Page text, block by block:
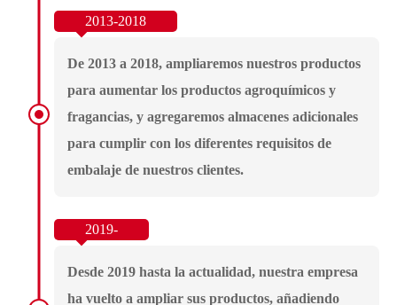
De 2013 a 2018, ampliaremos nuestros productos
para aumentar los productos agroquímicos y
fragancias, y agregaremos almacenes adicionales
para cumplir con los diferentes requisitos de
embalaje de nuestros clientes.
Desde 2019 hasta la actualidad, nuestra empresa
ha vuelto a ampliar sus productos, añadiendo